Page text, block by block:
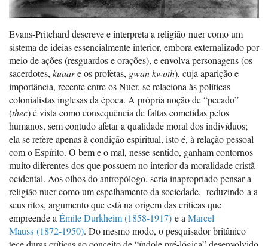
Evans-Pritchard descreve e interpreta a religião nuer como um
sistema de ideias essencialmente interior, embora externalizado por
meio de ações (resguardos e orações), e envolva personagens (os
sacerdotes, kuaare os profetas, gwan kwoth), cuja aparição e
importância, recente entre os Nuer, se relaciona às políticas
colonialistas inglesas da época. A própria noção de “pecado”
(thec) é vista como consequência de faltas cometidas pelos
humanos, sem contudo afetar a qualidade moral dos indivíduos;
ela se refere apenas à condição espiritual, isto é, à relação pessoal
com o Espírito. O bem e o mal, nesse sentido, ganham contornos
muito diferentes dos que possuem no interior da moralidade cristã
ocidental. Aos olhos do antropólogo, seria inapropriado pensar a
religião nuer como um espelhamento da sociedade, reduzindo-a a
seus ritos, argumento que está na origem das críticas que
empreende aÉmile Durkheim (1858-1917) e aMarcel
Mauss (1872-1950). Do mesmo modo, o pesquisador britânico